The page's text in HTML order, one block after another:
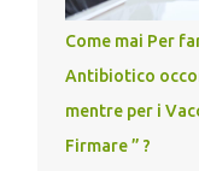
Come mai Per
Antibiotico
mentre per i
Firmare ” ?